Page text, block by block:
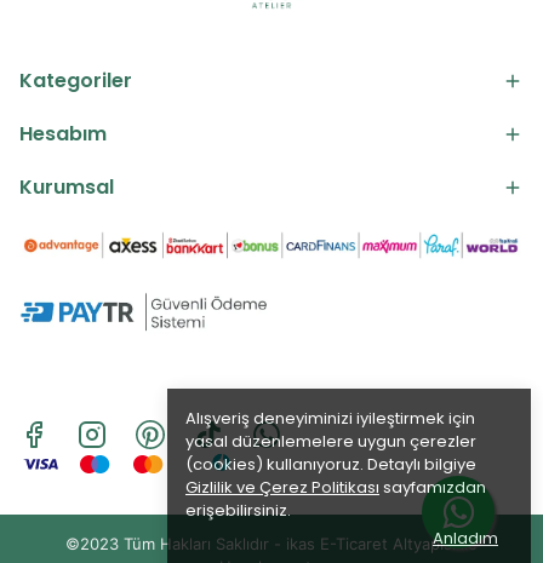
Alışveriş deneyiminizi iyileştirmek için
yasal düzenlemelere uygun çerezler
(cookies) kullanıyoruz. Detaylı bilgiye
Gizlilik ve Çerez Politikası sayfamızdan
erişebilirsiniz.
Anladım
Kategoriler
Hesabım
Kurumsal
©2023 Tüm Hakları Saklıdır - ikas E-Ticaret Altyapısı ile